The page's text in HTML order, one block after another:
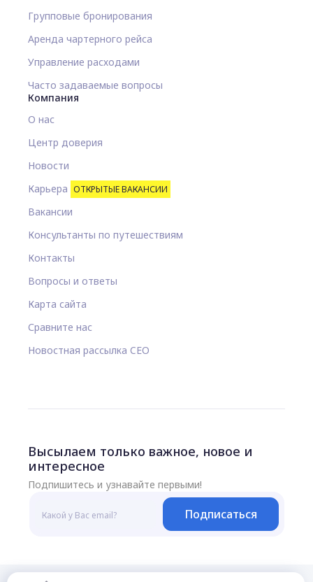
Групповые бронирования
Аренда чартерного рейса
Управление расходами
Часто задаваемые вопросы
Компания
О нас
Центр доверия
Новости
Карьера ОТКРЫТЫЕ ВАКАНСИИ
Вакансии
Консультанты по путешествиям
Контакты
Вопросы и ответы
Карта сайта
Сравните нас
Новостная рассылка CEO
Высылаем только важное, новое и
интересное
Подпишитесь и узнавайте первыми!
Подписаться
© 2026 Все права защищены